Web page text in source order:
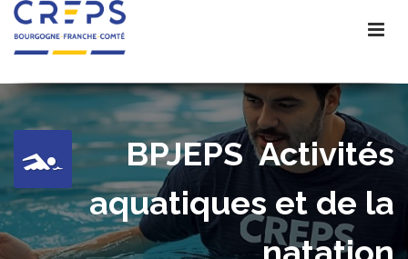
BPJEPSActivités
aquatiques et de la